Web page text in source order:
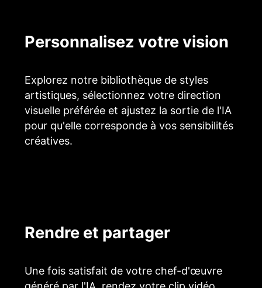
Personnalisez votre vision
Explorez notre bibliothèque de styles
artistiques, sélectionnez votre direction
visuelle préférée et ajustez la sortie de l'IA
pour qu'elle corresponde à vos sensibilités
créatives.
Rendre et partager
Une fois satisfait de votre chef-d'œuvre